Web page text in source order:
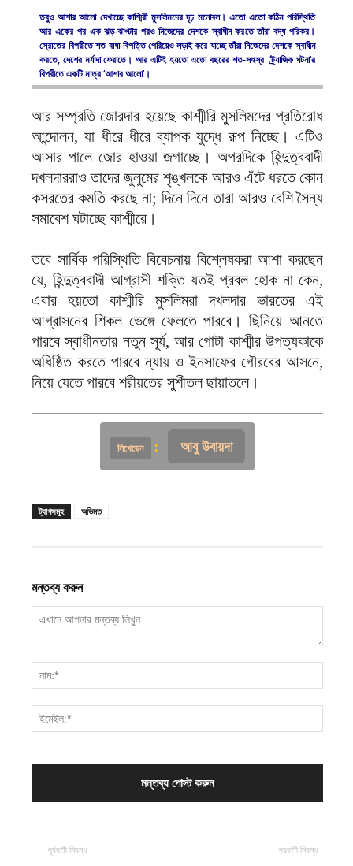
তবুও আশার আলো দেখাচ্ছে কাশ্মিরী মুসলিমদের দৃঢ় মনোবল। এতো এতো কঠিন পরিস্থিতি
আর একের পর এক ঝড়-ঝাপ্টার পরও নিজেদের দেশকে স্বাধীন করতে তাঁরা বদ্ধ পরিকর।
স্রোতের বিপরীতে শত বাধা-বিপত্তি পেরিয়েও লড়াই করে যাচ্ছে তাঁরা নিজেদের দেশকে স্বাধীন
করতে, দেশের মর্যাদা ফেরাতে। আর এটিই হয়তো এতো বছরের শত-সহস্র ‘ট্র্যাজিক ঘটনা’র
বিপরীতে একটি মাত্র ‘আশার আলো’।
আর সম্প্রতি জোরদার হয়েছে কাশ্মীরি মুসলিমদের প্রতিরোধ
আন্দোলন, যা ধীরে ধীরে ব্যাপক যুদ্ধে রূপ নিচ্ছে। এটিও
আসার পালে জোর হাওয়া জগাচ্ছে। অপরদিকে হিন্দুত্ববাদী
দখলদাররাও তাদের জুলুমের শৃঙ্খলকে আরও এঁটে ধরতে কোন
কসরতের কমতি করছে না; দিনে দিনে তারা আরও বেশি সৈন্য
সমাবেশ ঘটাচ্ছে কাশ্মীরে।
তবে সার্বিক পরিস্থিতি বিবেচনায় বিশ্লেষকরা আশা করছেন
যে, হিন্দুত্ববাদী আগ্রাসী শক্তি যতই প্রবল হোক না কেন,
এবার হয়তো কাশ্মীরি মুসলিমরা দখলদার ভারতের এই
আগ্রাসনের শিকল ভেঙ্গে ফেলতে পারবে। ছিনিয়ে আনতে
পারবে স্বাধীনতার নতুন সূর্য, আর গোটা কাশ্মীর উপত্যকাকে
অধিষ্ঠিত করতে পারবে ন্যায় ও ইনসাফের গৌরবের আসনে,
নিয়ে যেতে পারবে শরীয়তের সুশীতল ছায়াতলে।
লিখেছেন : আবু উবায়দা
ট্যাগসমূহ অভিমত
মন্তব্য করুন
পূর্ববর্তী নিবন্ধ পরবর্তী নিবন্ধ